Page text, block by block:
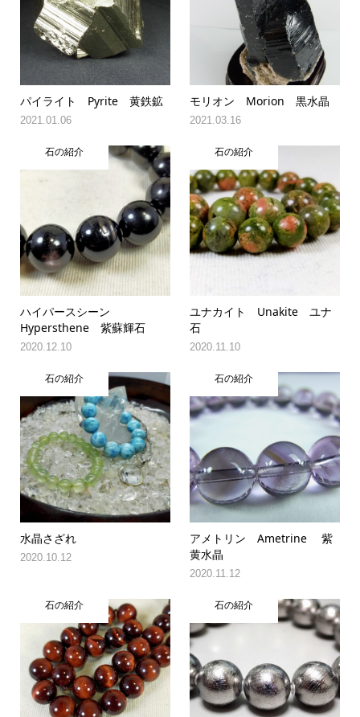
パイライト Pyrite 黄鉄鉱
2021.01.06
モリオン Morion 黒水晶
2021.03.16
石の紹介
ハイパースシーン
Hypersthene 紫蘇輝石
2020.12.10
石の紹介
ユナカイト Unakite ユナ
石
2020.11.10
石の紹介
水晶さざれ
2020.10.12
石の紹介
アメトリン Ametrine 紫
黄水晶
2020.11.12
石の紹介 石の紹介